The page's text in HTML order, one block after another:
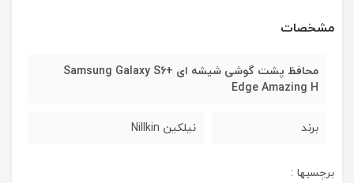
مشخصات
محافظ پشت گوشی شیشه ای +Samsung Galaxy S6
Edge Amazing H
برند نیلکین Nillkin
برچسبها :